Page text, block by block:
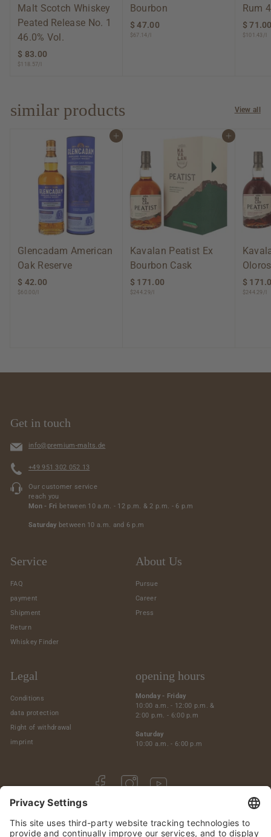
Malt Scotch Whiskey
Peated Release No. 1
46.0% Vol.
$ 83.00
0
$118.57/l
Bourbon
$ 47.00
$67.14/l
Rum
$
$101.43/l
similar products View all
Add to cart
Glencadam American
Oak Reserve
$ 42.00
$60.00/l
Add to cart
Kavalan Peatist Ex
Bourbon Cask
$ 171.00
$244.29/l
$
$244.29/l
Get in touch
info@premium-malts.de
+49 951 302 052 13
Our customer service
reach you
Mon - Fri between 10 a.m. - 12 p.m. & 2 p.m. - 6 p.m
Saturday between 10 a.m. and 6 p.m
Service
FAQ
payment
Shipment
Return
Whiskey Finder
About Us
Pursue
Career
Press
Legal
Conditions
data protection
Right of withdrawal
imprint
opening hours
Monday - Friday
10:00 a.m. - 12:00 p.m. &
2:00 p.m. - 6:00 p.m
Saturday
10:00 a.m. - 6:00 p.m
Facebook Instagram